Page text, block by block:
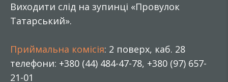
Виходити слід на зупинці «Провулок
Татарський».
Приймальна комісія: 2 поверх, каб. 28
телефони: +380 (44) 484-47-78, +380 (97) 657-
21-01